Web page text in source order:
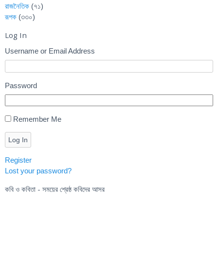
রাজনৈতিক (৭১)
রূপক (৩৩০)
Log In
Username or Email Address
Password
Remember Me
Log In
Register
Lost your password?
কবি ও কবিতা - সময়ের শ্রেষ্ঠ কবিদের আসর